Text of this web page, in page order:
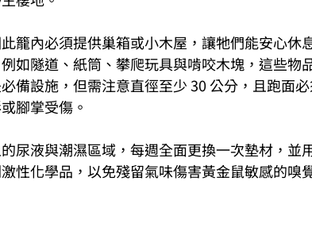
籠內必須提供巢箱或小木屋，讓牠們能安心休
如隧道、紙筒、攀爬玩具與啃咬木塊，這些物
備設施，但需注意直徑至少 30 公分，且跑面
腳掌受傷。
尿液與潮濕區域，每週全面更換一次墊材，並
性化學品，以免殘留氣味傷害黃金鼠敏感的嗅